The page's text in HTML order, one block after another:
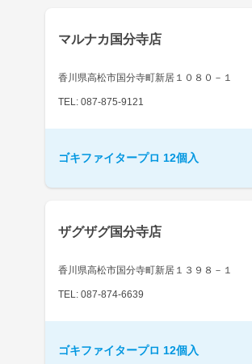
マルナカ国分寺店
香川県高松市国分寺町新居１０８０－１
TEL: 087-875-9121
ゴキファイタープロ 12個入
ザグザグ国分寺店
香川県高松市国分寺町新居１３９８－１
TEL: 087-874-6639
ゴキファイタープロ 12個入